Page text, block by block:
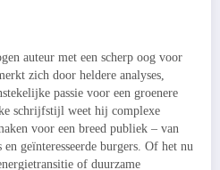
auteur met een scherp oog voor
zich door heldere analyses,
passie voor een groenere
schrijfstijl weet hij complexe
voor een breed publiek – van
geïnteresseerde burgers. Of het nu
of duurzame